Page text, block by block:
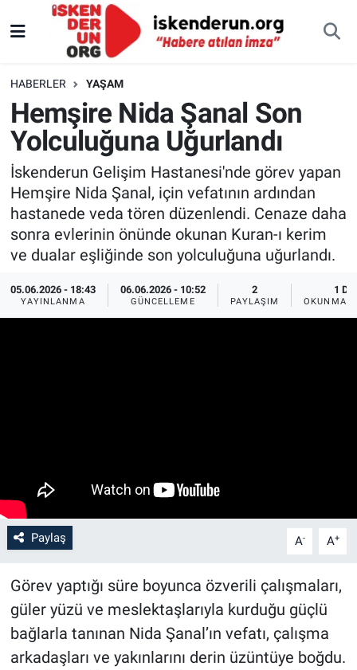
HABERLER YAŞAM
Hemşire Nida Şanal Son
Yolculuğuna Uğurlandı
İskenderun Gelişim Hastanesi'nde görev yapan
Hemşire Nida Şanal, için vefatının ardından
hastanede veda tören düzenlendi. Cenaze daha
sonra evlerinin önünde okunan Kuran-ı kerim
ve dualar eşliğinde son yolculuğuna uğurlandı.
05.06.2026 - 18:43
YAYINLANMA
06.06.2026 - 10:52
GÜNCELLEME
2
PAYLAŞIM
1 DK
OKUNMA
Paylaş A- A+
Görev yaptığı süre boyunca özverili çalışmaları,
güler yüzü ve meslektaşlarıyla kurduğu güçlü
bağlarla tanınan Nida Şanal’ın vefatı, çalışma
arkadaşları ve yakınlarını derin üzüntüye boğdu.